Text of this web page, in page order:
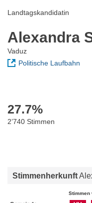
Landtagskandidatin
Alexandra
Vaduz
Politische Laufbahn
27.7%
2’740 Stimmen
Stimmenherkunft
Stimmen